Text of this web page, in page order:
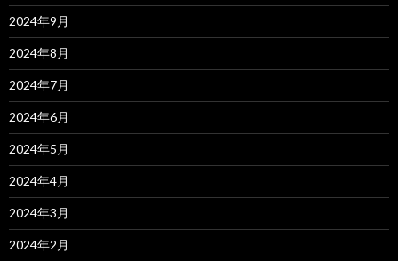
2024年9月
2024年8月
2024年7月
2024年6月
2024年5月
2024年4月
2024年3月
2024年2月